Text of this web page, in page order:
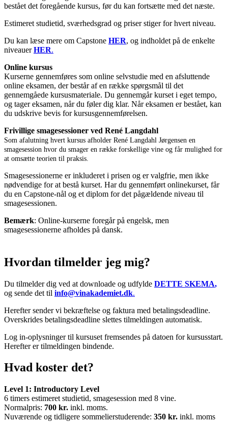
bestået det foregående kursus, før du kan fortsætte med det næste.
Estimeret studietid, sværhedsgrad og priser stiger for hvert niveau.
Du kan læse mere om Capstone HER, og indholdet på de enkelte
niveauerHER.
Online kursus
Kurserne gennemføres som online selvstudie med en afsluttende
online eksamen, der består af en række spørgsmål til det
gennemgåede kursusmateriale. Du gennemgår kurset i eget tempo,
og tager eksamen, når du føler dig klar. Når eksamen er bestået, kan
du udskrive bevis for kursusgennemførelsen.
Frivillige smagesessioner ved René Langdahl
Som afalutning hvert kursus afholder René Langdahl Jørgensen en
smagesession hvor du smager en række forskellige vine og får mulighed for
at omsætte teorien til praksis.
Smagesessionerne er inkluderet i prisen og er valgfrie, men ikke
nødvendige for at bestå kurset. Har du gennemført onlinekurset, får
du en Capstone-nål og et diplom for det pågældende niveau til
smagesessionen.
Bemærk: Online-kurserne foregår på engelsk, men
smagesessionerne afholdes på dansk.
Hvordan tilmelder jeg mig?
Du tilmelder dig ved at downloade og udfylde DETTE SKEMA,
og sende det til info@vinakademiet.dk.
Herefter sender vi bekræftelse og faktura med betalingsdeadline.
Overskrides betalingsdeadline slettes tilmeldingen automatisk.
Log in-oplysninger til kursuset fremsendes på datoen for kursusstart.
Herefter er tilmeldingen bindende.
Hvad koster det?
Level 1: Introductory Level
6 timers estimeret studietid, smagesession med 8 vine.
Normalpris: 700 kr. inkl. moms.
Nuværende og tidligere sommelierstuderende: 350 kr. inkl. moms